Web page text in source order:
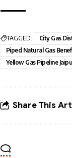
TAGGED: City Gas
Piped Natural Gas
Yellow Gas Pipeline
Share This